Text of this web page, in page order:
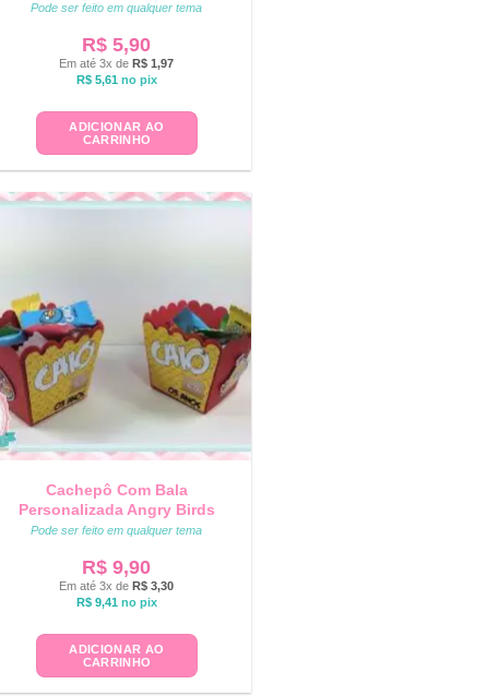
Pode ser feito em qualquer tema
R$ 5,90
Em até 3x deR$ 1,97
R$5,61 no pix
ADICIONAR AO
CARRINHO
Cachepô Com Bala
Personalizada Angry Birds
Pode ser feito em qualquer tema
R$ 9,90
Em até 3x deR$ 3,30
R$9,41 no pix
ADICIONAR AO
CARRINHO